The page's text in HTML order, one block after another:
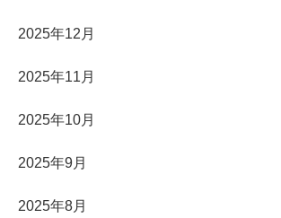
2025年12月
2025年11月
2025年10月
2025年9月
2025年8月